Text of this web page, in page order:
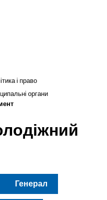
Български
Deutsch
і право
органи
Генерал